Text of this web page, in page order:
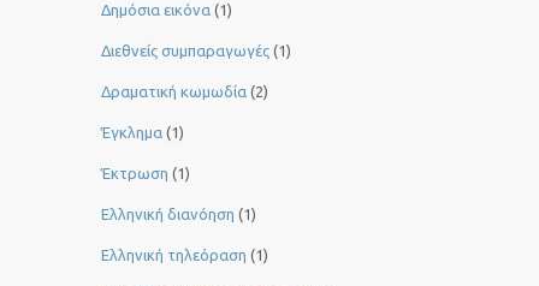
Δημόσια εικόνα (1)
Διεθνείς συμπαραγωγές (1)
Δραματική κωμωδία (2)
Έγκλημα (1)
Έκτρωση (1)
Ελληνική διανόηση (1)
Ελληνική τηλεόραση (1)